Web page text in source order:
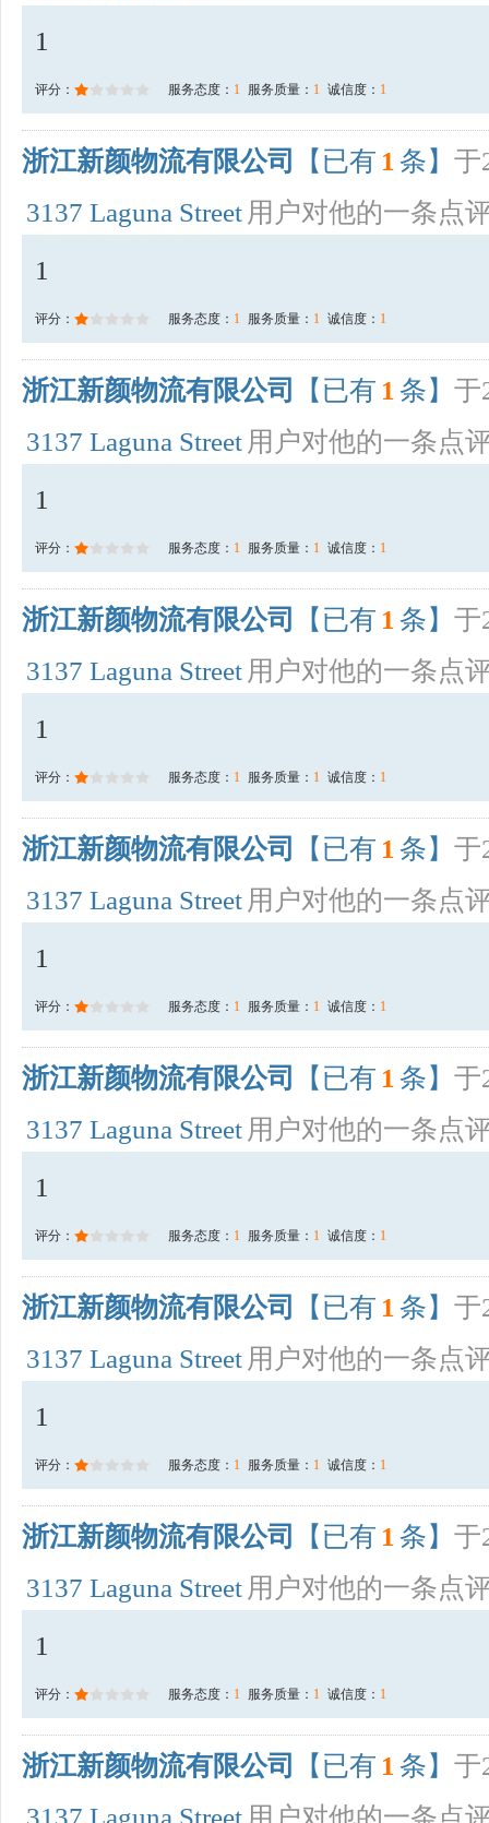
1
评分： 服务态度： 1 服务质量： 1 诚信度： 1
浙江新颜物流有限公司 【已有 1 条】 于
3137 Laguna Street 用户对他的一条点
1
评分： 服务态度： 1 服务质量： 1 诚信度： 1
浙江新颜物流有限公司 【已有 1 条】 于
3137 Laguna Street 用户对他的一条点
1
评分： 服务态度： 1 服务质量： 1 诚信度： 1
浙江新颜物流有限公司 【已有 1 条】 于
3137 Laguna Street 用户对他的一条点
1
评分： 服务态度： 1 服务质量： 1 诚信度： 1
浙江新颜物流有限公司 【已有 1 条】 于
3137 Laguna Street 用户对他的一条点
1
评分： 服务态度： 1 服务质量： 1 诚信度： 1
浙江新颜物流有限公司 【已有 1 条】 于
3137 Laguna Street 用户对他的一条点
1
评分： 服务态度： 1 服务质量： 1 诚信度： 1
浙江新颜物流有限公司 【已有 1 条】 于
3137 Laguna Street 用户对他的一条点
1
评分： 服务态度： 1 服务质量： 1 诚信度： 1
浙江新颜物流有限公司 【已有 1 条】 于
3137 Laguna Street 用户对他的一条点
1
评分： 服务态度： 1 服务质量： 1 诚信度： 1
浙江新颜物流有限公司 【已有 1 条】 于
3137 Laguna Street 用户对他的一条点